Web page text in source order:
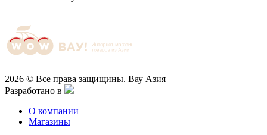
2026 © Все права защищины. Вау Азия
Разработано в
О компании
Магазины